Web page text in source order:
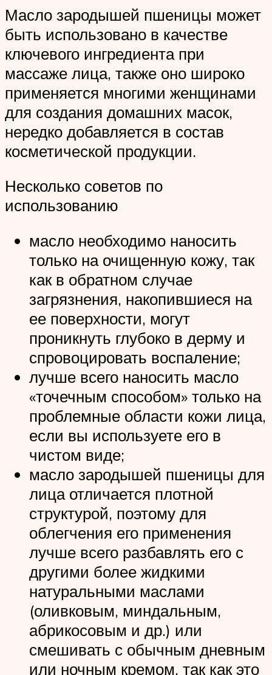
Масло зародышей пшеницы может
быть использовано в качестве
ключевого ингредиента при
массаже лица, также оно широко
применяется многими женщинами
для создания домашних масок,
нередко добавляется в состав
косметической продукции.
Несколько советов по
использованию
масло необходимо наносить
только на очищенную кожу, так
как в обратном случае
загрязнения, накопившиеся на
ее поверхности, могут
проникнуть глубоко в дерму и
спровоцировать воспаление;
лучше всего наносить масло
«точечным способом» только на
проблемные области кожи лица,
если вы используете его в
чистом виде;
масло зародышей пшеницы для
лица отличается плотной
структурой, поэтому для
облегчения его применения
лучше всего разбавлять его с
другими более жидкими
натуральными маслами
(оливковым, миндальным,
абрикосовым и др.) или
смешивать с обычным дневным
или ночным кремом, так как это